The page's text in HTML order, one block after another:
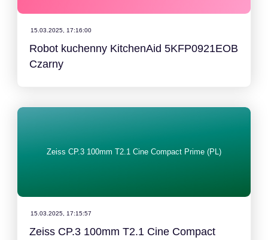
15.03.2025, 17:16:00
Robot kuchenny KitchenAid 5KFP0921EOB
Czarny
Zeiss CP.3 100mm T2.1 Cine Compact Prime (PL)
15.03.2025, 17:15:57
Zeiss CP.3 100mm T2.1 Cine Compact